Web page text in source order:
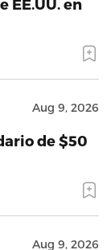
EE.UU. en
Aug 9, 2026
de $50
Aug 9, 2026